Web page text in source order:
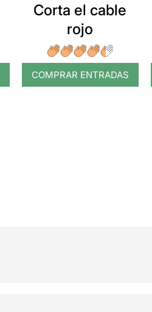
Corta el cable
rojo
COMPRAR ENTRADAS